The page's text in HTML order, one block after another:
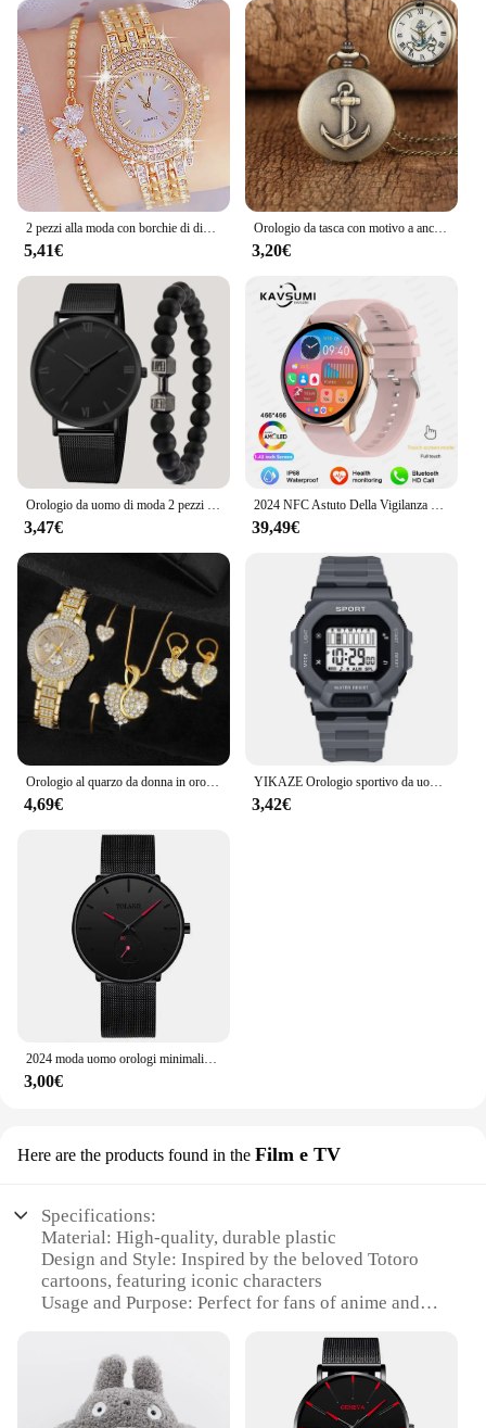
2 pezzi alla moda con borchie di diamanti in vera lega per unghie Set orologio da polso al quarzo per orologi da donna
5,41€
Orologio da tasca con motivo a ancoraggio per nave pirata orologio al quarzo retrò con arco e freccia orologio con collana retrò
3,20€
Orologio da uomo di moda 2 pezzi Business semplice orologio al quarzo con cintura in maglia di acciaio inossidabile con Set di braccialetti con perline con manubri
3,47€
2024 NFC Astuto Della Vigilanza Delle Donne 466*466 Schermo GPS Track Orologi Sportivi Delle Donne di Monitoraggio della Salute Voce Chiamata Bluetooth Smartwatch Delle Signore
39,49€
Orologio al quarzo da donna in oro di lusso da donna anello collana orecchino strass moda orologio da polso Casual da donna orologi Set di gioielli
4,69€
YIKAZE Orologio sportivo da uomo Orologi digitali LED impermeabili Studente Avventura all'aria aperta Tendenza Orologio elettronico multifunzionale Regalo
3,42€
3,00€
Here are the products found in the Film e TV
Specifications:
Material: High-quality, durable plastic
Design and Style: Inspired by the beloved Totoro
cartoons, featuring iconic characters
Usage and Purpose: Perfect for fans of anime and
Performance and Property: Silent, non-ticking
mechanism ensures a peaceful environment
Parts and Accessories: Comes with a set of screws
and anchors for easy installation